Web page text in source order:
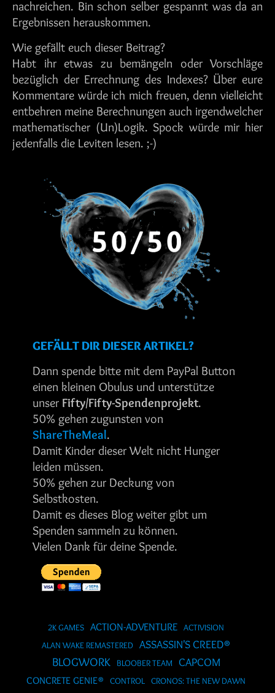
nachreichen. Bin schon selber gespannt was da an
Ergebnissen herauskommen.
Wie gefällt euch dieser Beitrag?
Habt ihr etwas zu bemängeln oder Vorschläge
bezüglich der Errechnung des Indexes? Über eure
Kommentare würde ich mich freuen, denn vielleicht
entbehren meine Berechnungen auch irgendwelcher
mathematischer (Un)Logik. Spock würde mir hier
jedenfalls die Leviten lesen. ;-)
GEFÄLLT DIR DIESER ARTIKEL?
Dann spende bitte mit dem PayPal Button
einen kleinen Obulus und unterstütze
unser Fifty/Fifty-Spendenprojekt.
50% gehen zugunsten von
ShareTheMeal.
Damit Kinder dieser Welt nicht Hunger
leiden müssen.
50% gehen zur Deckung von
Selbstkosten.
Damit es dieses Blog weiter gibt um
Spenden sammeln zu können.
Vielen Dank für deine Spende.
2K GAMES ACTION-ADVENTURE ACTIVISION
ALAN WAKE REMASTERED ASSASSIN'S CREED®
BLOGWORK
BLOOBER TEAM CAPCOM
CONCRETE GENIE® CONTROL CRONOS: THE NEW DAWN